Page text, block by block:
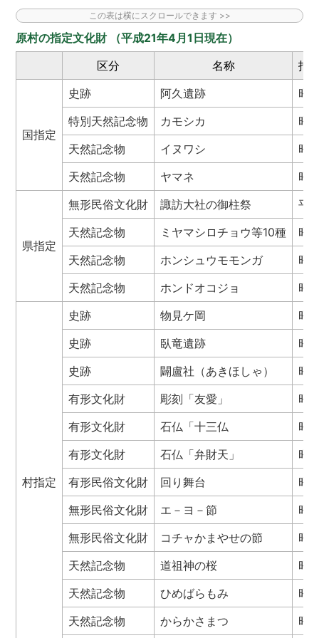
原村の指定文化財 （平成21年4月1日現在）
区分 名称 指
国指定
史跡 阿久遺跡
昭
特別天然記念物
カモシカ
昭
天然記念物
イヌワシ
昭
天然記念物
ヤマネ 昭
県指定
無形民俗文化財 諏訪大社の御柱祭
平
天然記念物
ミヤマシロチョウ等10種
昭
天然記念物
ホンシュウモモンガ
昭
天然記念物
ホンドオコジョ 昭
村指定
史跡 物見ケ岡
昭
史跡
臥竜遺跡
昭
史跡
闢盧社（あきほしゃ）
昭
有形文化財
彫刻「友愛」
昭
有形文化財
石仏「十三仏
昭
有形文化財
石仏「弁財天」
昭
有形民俗文化財
回り舞台
昭
無形民俗文化財
エ－ヨ－節
昭
無形民俗文化財
コチャかまやせの節
昭
天然記念物
道祖神の桜
昭
天然記念物
ひめばらもみ
昭
天然記念物
からかさまつ 昭